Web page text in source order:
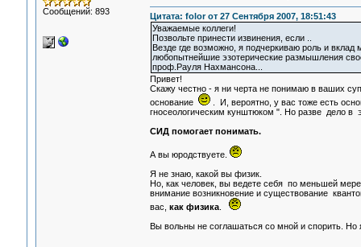
Сообщений: 893
Цитата: folor от 27 Сентября 2007, 18:51:43
Уважаемые коллеги!
Позвольте принести извинения, если ..
Везде где возможно, я подчеркиваю роль и вклад
любопытнейшие эзотерические размышления
проф.Рауля Нахмансона...
Привет!
Скажу честно - я ни черта не понимаю в ваших
основание
. И, вероятно, у вас тоже есть
гносеологическим кунштюком ". Но разве дело в
СИД помогает понимать.
А вы юродствуете.
Я не знаю, какой вы физик.
Но, как человек, вы ведете себя по меньшей
внимание возникновение и существование
вас, как физика.
Вы вольны не соглашаться со мной и спорить.